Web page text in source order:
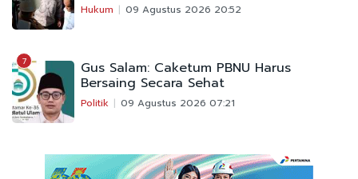
Hukum 09 Agustus 2026 20:52
7 Gus Salam: Caketum PBNU Harus
Bersaing Secara Sehat
Politik 09 Agustus 2026 07:21